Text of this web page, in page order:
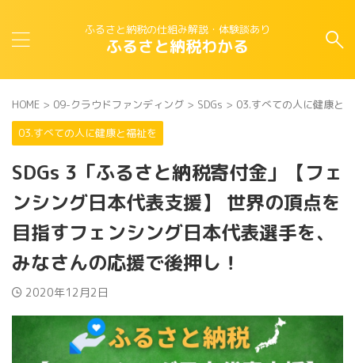
ふるさと納税の仕組み解説・体験談あり
ふるさと納税わかる
HOME > 09-クラウドファンディング > SDGs > 03.すべての人に健康と
03.すべての人に健康と福祉を
SDGs 3「ふるさと納税寄付金」【フェ
ンシング日本代表支援】 世界の頂点を
目指すフェンシング日本代表選手を、
みなさんの応援で後押し！
2020年12月2日